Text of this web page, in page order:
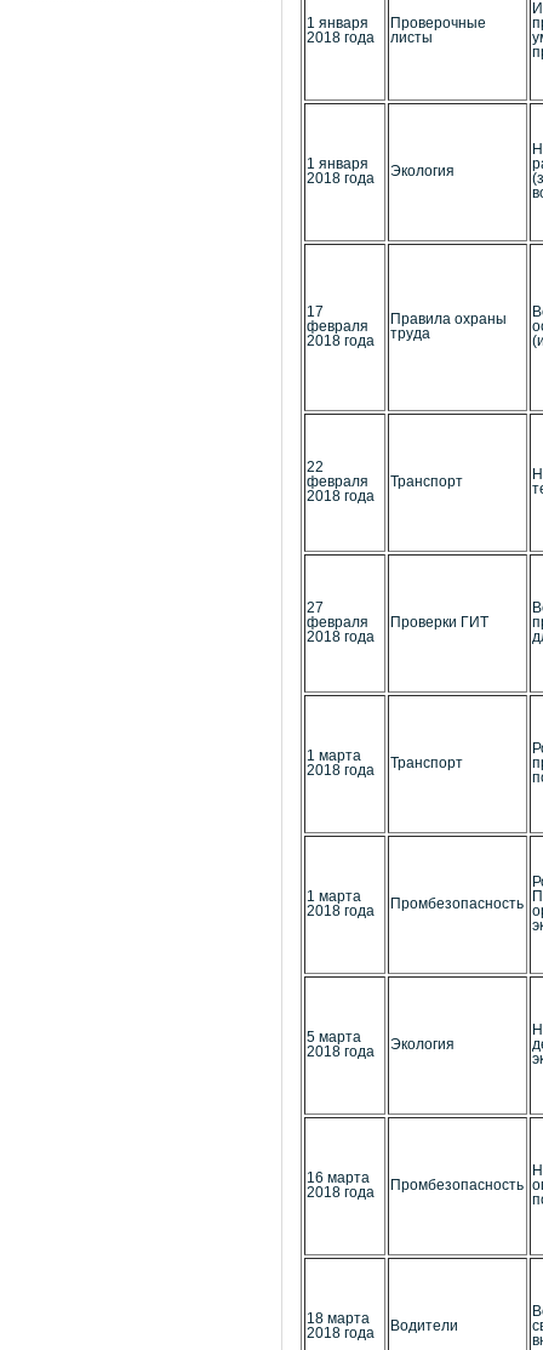
1 января
2018 года
Проверочные
листы
1 января
2018 года
Экология
17
февраля
2018 года
Правила охраны
труда
22
февраля
2018 года
Транспорт
27
февраля
2018 года
Проверки ГИТ
1 марта
2018 года
Транспорт
1 марта
2018 года
Промбезопасность
5 марта
2018 года
Экология
16 марта
2018 года
Промбезопасность
18 марта
2018 года
Водители